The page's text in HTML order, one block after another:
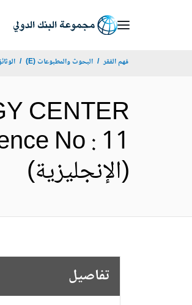
فهم الفقر البحوث والمطبوعات (E)
CENTER
No : 11
(الإنجليزية)
تفاصيل